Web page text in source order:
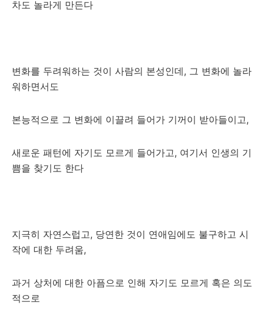
차도 놀라게 만든다
변화를 두려워하는 것이 사람의 본성인데, 그 변화에 놀라
워하면서도
본능적으로 그 변화에 이끌려 들어가 기꺼이 받아들이고,
새로운 패턴에 자기도 모르게 들어가고, 여기서 인생의 기
쁨을 찾기도 한다
지극히 자연스럽고, 당연한 것이 연애임에도 불구하고 시
작에 대한 두려움,
과거 상처에 대한 아픔으로 인해 자기도 모르게 혹은 의도
적으로